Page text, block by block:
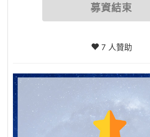
募資結束
7 人贊助